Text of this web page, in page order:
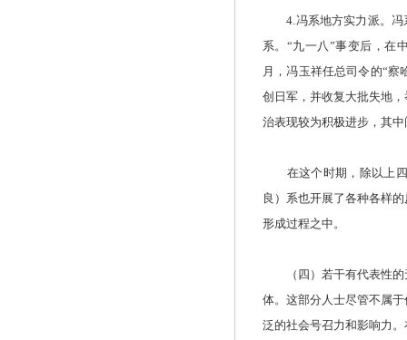
4.冯系地方实力派。冯
系。“九一八”事变后，在
月，冯玉祥任总司令的“察
创日军，并收复大批失地
治表现较为积极进步，其
在这个时期，除以上四
良）系也开展了各种各样
形成过程之中。
（四）若干有代表性的
体。这部分人士尽管不属
泛的社会号召力和影响力